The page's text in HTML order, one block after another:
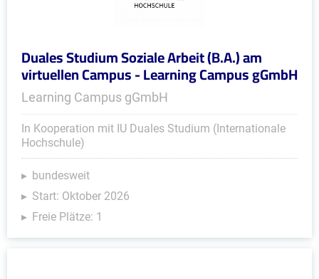
Duales Studium Soziale Arbeit (B.A.) am
virtuellen Campus - Learning Campus gGmbH
Learning Campus gGmbH
In Kooperation mit IU Duales Studium (Internationale
Hochschule)
bundesweit
Start: Oktober 2026
Freie Plätze: 1